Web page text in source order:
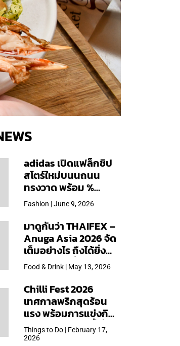
adidas เปิดแฟล็กชิป
สโตร์ใหม่บนนถนน
ทรงวาด พร้อม %
Arabica และคอลเลก
ชันพิเศษเฉพาะสาขา
Fashion | June 9, 2026
มาดูกันว่า THAIFEX –
Anuga Asia 2026 จัด
เต็มอย่างไร ถึงได้ยิ่ง
ใหญ่สุดเท่าที่เคยจัดมา
Food & Drink | May 13, 2026
Chilli Fest 2026
เทศกาลพริกสุดร้อน
แรง พร้อมการแข่งกิน
พริก จัด 28 มี.ค.นี้ ที่โรง
แรมคิมป์ตัน มาลัยฯ
Things to Do | February 17,
2026